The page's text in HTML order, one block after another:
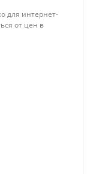
для интернет-
от цен в